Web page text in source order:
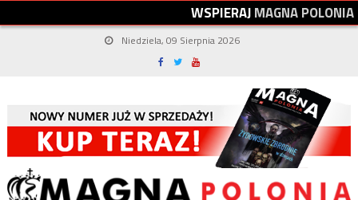
WSPIERAJMAGNAPOLONIA
Niedziela, 09 Sierpnia 2026